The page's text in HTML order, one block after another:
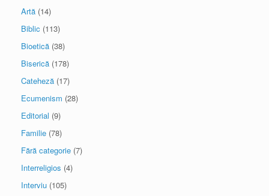
Artă (14)
Biblic (113)
Bioetică (38)
Biserică (178)
Cateheză (17)
Ecumenism (28)
Editorial (9)
Familie (78)
Fără categorie (7)
Interreligios (4)
Interviu (105)